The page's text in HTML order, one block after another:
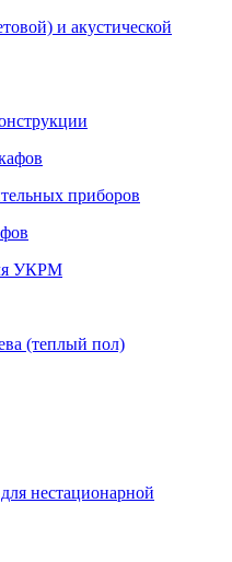
и акустической
приборов
УКРМ
(теплый пол)
нестационарной